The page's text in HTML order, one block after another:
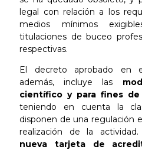
legal con relación a los
medios mínimos
titulaciones de buceo
respectivas.
El decreto aprobado en
además, incluye las
científico y para fines
teniendo en cuenta la
disponen de una regulación
realización de la
nueva tarjeta de